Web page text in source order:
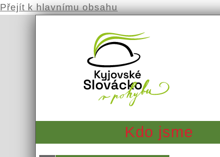
Přejít k hlavnímu obsahu
Kdo jsme